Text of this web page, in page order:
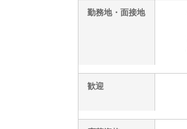
勤務地・面接地
歓迎